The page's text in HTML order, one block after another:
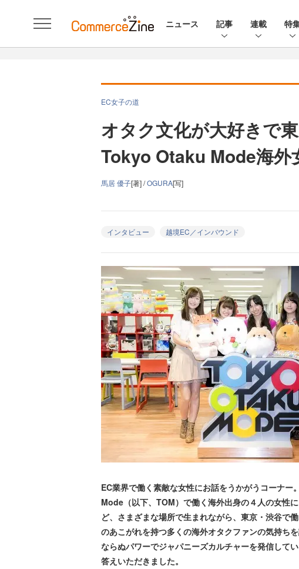
ニュース 記事 連載 特
EC女子の道
オタク文化が大好きで
Tokyo Otaku Mode海外
馬居 優子[著] /OGURA[写]
インタビュー 越境EC／インバウンド
EC業界で働く素敵な女性にお話をうかがうコーナ
Mode（以下、TOM）で働く海外出身の４人の女性
ど、さまざまな場所で生まれながら、東京・渋谷で
のあこがれを持つ多くの海外オタクファンの気持ち
ならぬパワーでジャパニーズカルチャーを発信して
答えいただきました。